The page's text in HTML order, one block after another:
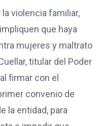
violencia familiar,
que haya
mujeres y maltrato
titular del Poder
firmar con el
convenio de
la entidad, para